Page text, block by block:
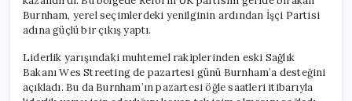
Burnham, yerel seçimlerdeki yenilginin ardından İşçi Partisi
adına güçlü bir çıkış yaptı.
Liderlik yarışındaki muhtemel rakiplerinden eski Sağlık
Bakanı Wes Streeting de pazartesi günü Burnham’a desteğini
açıkladı. Bu da Burnham’ın pazartesi öğle saatleri itibarıyla